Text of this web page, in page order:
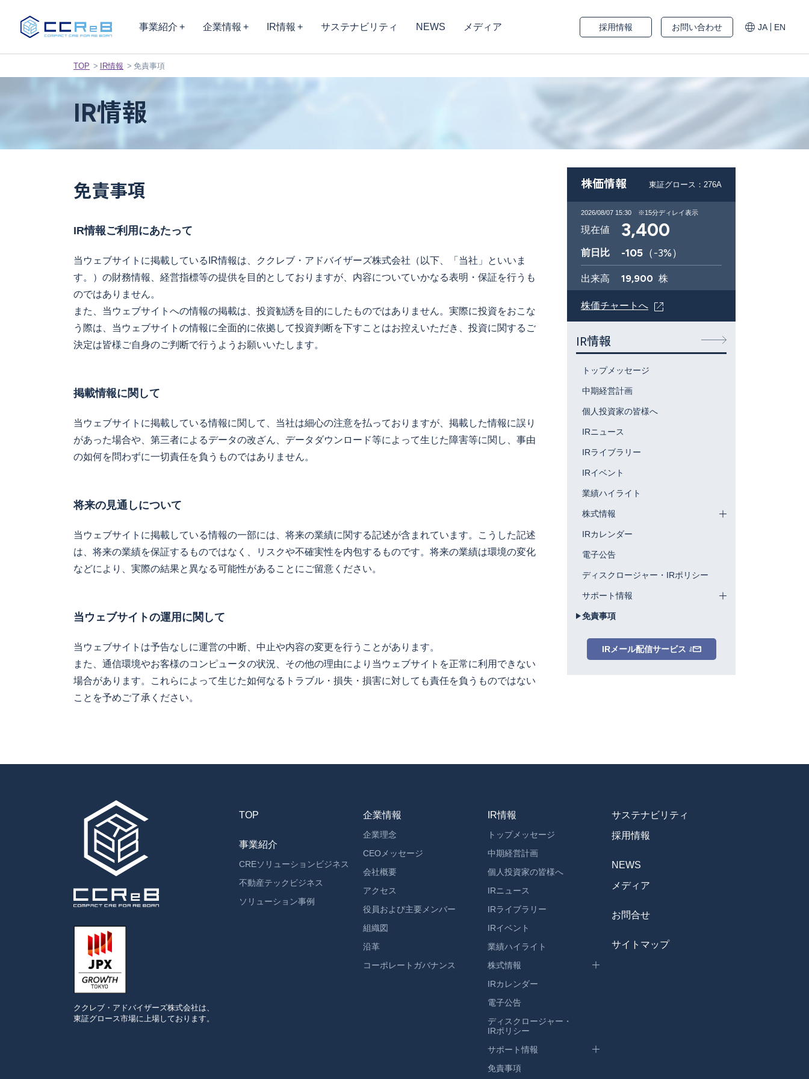
事業紹介 企業情報 IR情報 サステナビリティ NEWS メディア 採用情報 お問い合わせ JA EN
TOP IR情報 免責事項
IR情報
免責事項
IR情報ご利用にあたって
当ウェブサイトに掲載しているIR情報は、ククレブ・アドバイザーズ株式会社（以下、「当社」といいま
す。）の財務情報、経営指標等の提供を目的としておりますが、内容についていかなる表明・保証を行うも
のではありません。
また、当ウェブサイトへの情報の掲載は、投資勧誘を目的にしたものではありません。実際に投資をおこな
う際は、当ウェブサイトの情報に全面的に依拠して投資判断を下すことはお控えいただき、投資に関するご
決定は皆様ご自身のご判断で行うようお願いいたします。
掲載情報に関して
当ウェブサイトに掲載している情報に関して、当社は細心の注意を払っておりますが、掲載した情報に誤り
があった場合や、第三者によるデータの改ざん、データダウンロード等によって生じた障害等に関し、事由
の如何を問わずに一切責任を負うものではありません。
将来の見通しについて
当ウェブサイトに掲載している情報の一部には、将来の業績に関する記述が含まれています。こうした記述
は、将来の業績を保証するものではなく、リスクや不確実性を内包するものです。将来の業績は環境の変化
などにより、実際の結果と異なる可能性があることにご留意ください。
当ウェブサイトの運用に関して
当ウェブサイトは予告なしに運営の中断、中止や内容の変更を行うことがあります。
また、通信環境やお客様のコンピュータの状況、その他の理由により当ウェブサイトを正常に利用できない
場合があります。これらによって生じた如何なるトラブル・損失・損害に対しても責任を負うものではない
ことを予めご了承ください。
株価情報 東証グロース：276A
2026/08/07 15:30 ※15分ディレイ表示
現在値 3,400
前日比 -105 （-3%）
出来高 19,900 株
株価チャートへ
IR情報
トップメッセージ
中期経営計画
個人投資家の皆様へ
IRニュース
IRライブラリー
IRイベント
業績ハイライト
株式情報
IRカレンダー
電子公告
ディスクロージャー・IRポリシー
サポート情報
免責事項
IRメール配信サービス
ククレブ・アドバイザーズ株式会社は、
東証グロース市場に上場しております。
TOP
事業紹介
CREソリューションビジネス
不動産テックビジネス
ソリューション事例
企業情報
企業理念
CEOメッセージ
会社概要
アクセス
役員および主要メンバー
組織図
沿革
コーポレートガバナンス
IR情報
トップメッセージ
中期経営計画
個人投資家の皆様へ
IRニュース
IRライブラリー
IRイベント
業績ハイライト
株式情報
IRカレンダー
電子公告
ディスクロージャー・
IRポリシー
サポート情報
免責事項
サステナビリティ
採用情報
NEWS
メディア
お問合せ
サイトマップ